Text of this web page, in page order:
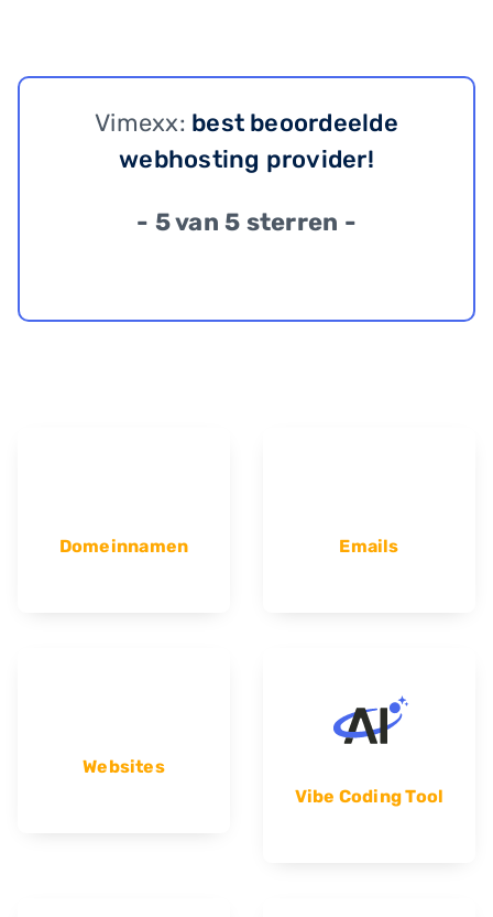
Vimexx: best beoordeelde
webhosting provider!
- 5 van 5 sterren -
Domeinnamen Emails
Websites
Vibe Coding Tool